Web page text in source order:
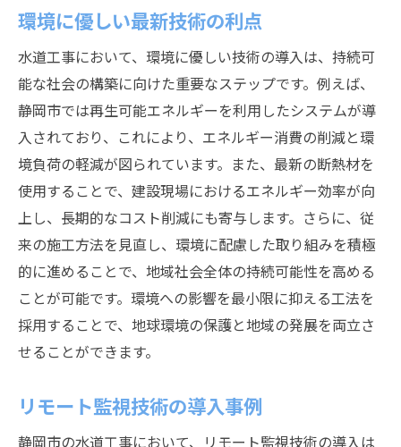
環境に優しい最新技術の利点
水道工事において、環境に優しい技術の導入は、持続可
能な社会の構築に向けた重要なステップです。例えば、
静岡市では再生可能エネルギーを利用したシステムが導
入されており、これにより、エネルギー消費の削減と環
境負荷の軽減が図られています。また、最新の断熱材を
使用することで、建設現場におけるエネルギー効率が向
上し、長期的なコスト削減にも寄与します。さらに、従
来の施工方法を見直し、環境に配慮した取り組みを積極
的に進めることで、地域社会全体の持続可能性を高める
ことが可能です。環境への影響を最小限に抑える工法を
採用することで、地球環境の保護と地域の発展を両立さ
せることができます。
リモート監視技術の導入事例
静岡市の水道工事において、リモート監視技術の導入は